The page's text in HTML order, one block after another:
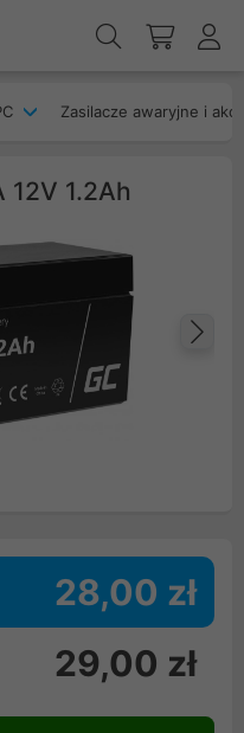
Zasilacze awaryjne i
12V 1.2Ah
28,00 zł
29,00 zł